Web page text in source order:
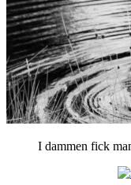
I dammen fick